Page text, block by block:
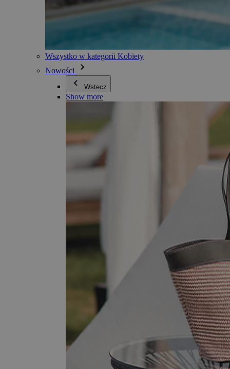
Wszystko w kategorii Kobiety
Nowości
Wstecz
Show more